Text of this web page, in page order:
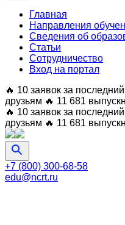
Главная
Направления
Сведения об
Статьи
Сотрудничество
Вход на портал
🔥 10 заявок за
друзьям 🔥 11 681
🔥 10 заявок за
друзьям 🔥 11 681
+7 (800) 300-68-58
edu@ncrt.ru